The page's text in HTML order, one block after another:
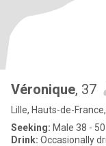
Véronique, 37
Lille, Hauts-de-
Seeking: Male 38 - 50
Drink: Occasionally